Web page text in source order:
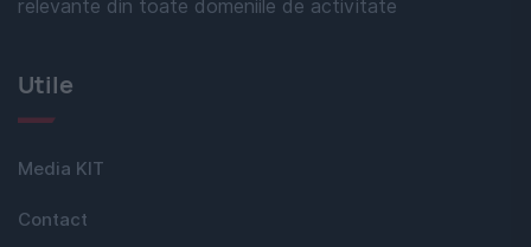
relevante din toate domeniile de activitate
Utile
Media KIT
Contact